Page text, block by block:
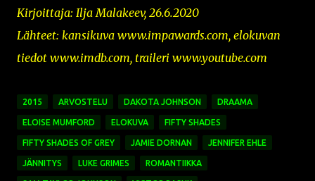
Kirjoittaja: Ilja Malakeev, 26.6.2020
Lähteet: kansikuva www.impawards.com, elokuvan
tiedot www.imdb.com, traileri www.youtube.com
2015 ARVOSTELU DAKOTA JOHNSON DRAAMA
ELOISE MUMFORD ELOKUVA FIFTY SHADES
FIFTY SHADES OF GREY JAMIE DORNAN JENNIFER EHLE
JÄNNITYS LUKE GRIMES ROMANTIIKKA